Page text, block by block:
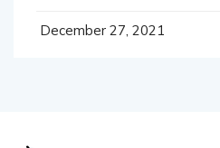
December 27, 2021